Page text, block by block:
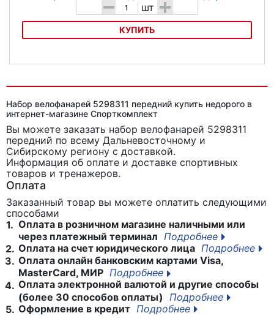
- шт +
КУПИТЬ
Набор велофанарей 5298311 передний купить недорого в
интернет-магазине Спорткомплект
Вы можете заказать набор велофанарей 5298311
передний по всему Дальневосточному и
Сибирскому региону с доставкой.
Информация об оплате и доставке спортивных
товаров и тренажеров.
Оплата
Заказанный товар вы можете оплатить следующими
способами
1. Оплата в розничном магазине наличными или
через платежный терминал Подробнее
2. Оплата на счет юридического лица Подробнее
3. Оплата онлайн банковским картами Visa,
MasterCard, МИР Подробнее
4. Оплата электронной валютой и другие способы
(более 30 способов оплаты)
Подробнее
5. Оформление в кредит Подробнее